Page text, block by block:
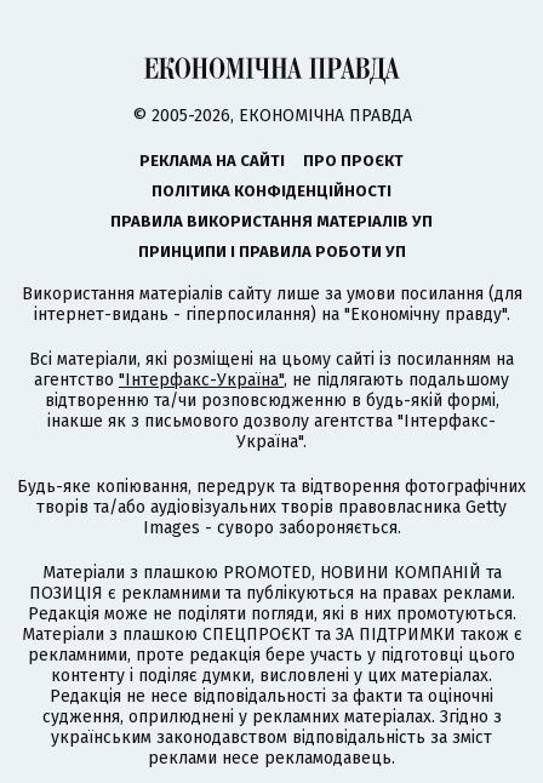
© 2005-2026, ЕКОНОМІЧНА ПРАВДА
РЕКЛАМА НА САЙТІ
ПРО ПРОЄКТ
ПОЛІТИКА КОНФІДЕНЦІЙНОСТІ
ПРАВИЛА ВИКОРИСТАННЯ МАТЕРІАЛІВ УП
ПРИНЦИПИ І ПРАВИЛА РОБОТИ УП
Використання матеріалів сайту лише за умови посилання (для
інтернет-видань - гіперпосилання) на "Економічну правду".
Всі матеріали, які розміщені на цьому сайті із посиланням на
агентство "Інтерфакс-Україна", не підлягають подальшому
відтворенню та/чи розповсюдженню в будь-якій формі,
інакше як з письмового дозволу агентства "Інтерфакс-
Україна".
Будь-яке копіювання, передрук та відтворення фотографічних
творів та/або аудіовізуальних творів правовласника Getty
Images - суворо забороняється.
Матеріали з плашкою PROMOTED, НОВИНИ КОМПАНІЙ та
ПОЗИЦІЯ є рекламними та публікуються на правах реклами.
Редакція може не поділяти погляди, які в них промотуються.
Матеріали з плашкою СПЕЦПРОЄКТ та ЗА ПІДТРИМКИ також є
рекламними, проте редакція бере участь у підготовці цього
контенту і поділяє думки, висловлені у цих матеріалах.
Редакція не несе відповідальності за факти та оціночні
судження, оприлюднені у рекламних матеріалах. Згідно з
українським законодавством відповідальність за зміст
реклами несе рекламодавець.